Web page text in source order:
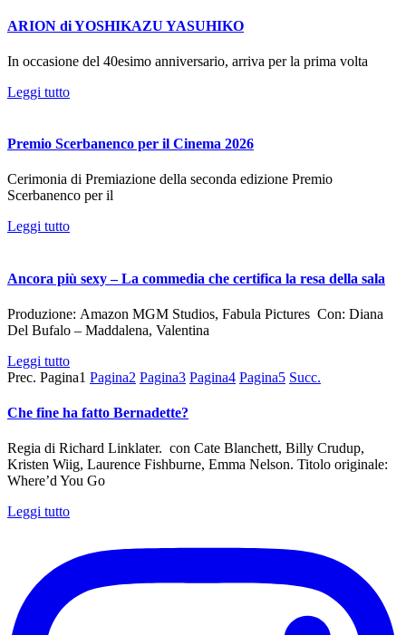
ARION di YOSHIKAZU YASUHIKO
In occasione del 40esimo anniversario, arriva per la prima volta
Leggi tutto
Premio Scerbanenco per il Cinema 2026
Cerimonia di Premiazione della seconda edizione Premio
Scerbanenco per il
Leggi tutto
Ancora più sexy – La commedia che certifica la resa della sala
Produzione: ​​​​​​​Amazon MGM Studios, Fabula Pictures Con: Diana
Del Bufalo – Maddalena, Valentina
Leggi tutto
Prec. Pagina1 Pagina2 Pagina3 Pagina4 Pagina5 Succ.
Che fine ha fatto Bernadette?
Regia di Richard Linklater. con Cate Blanchett, Billy Crudup,
Kristen Wiig, Laurence Fishburne, Emma Nelson. Titolo originale:
Where’d You Go
Leggi tutto